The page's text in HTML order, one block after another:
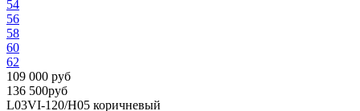
54
56
58
60
62
109 000 руб
136 500руб
L03VI-120/H05 коричневый